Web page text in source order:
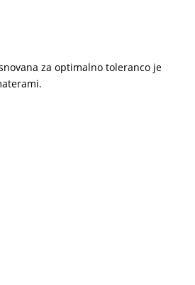
za optimalno toleranco je